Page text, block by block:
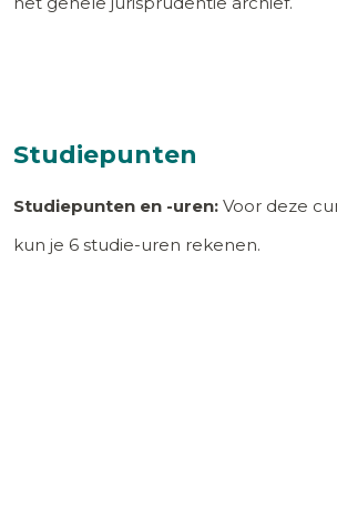
Studiepunten
Studiepunten en -uren: Voor deze
kun je 6 studie-uren rekenen.